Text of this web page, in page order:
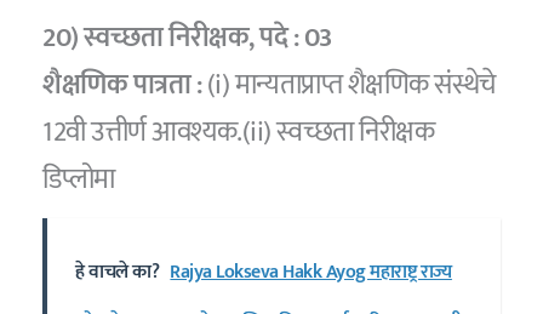
20) स्वच्छता निरीक्षक, पदे :03
शैक्षणिक पात्रता :(i) मान्यताप्राप्त शैक्षणिक संस्थेचे
12वी उत्तीर्ण आवश्यक.(ii) स्वच्छता निरीक्षक
डिप्लोमा
हे वाचले का? Rajya Lokseva Hakk Ayog महाराष्ट्र राज्य